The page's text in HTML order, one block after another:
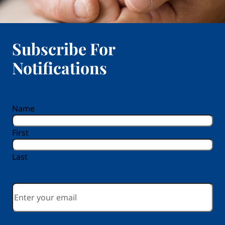
Subscribe For
Notifications
Name
First
Last
Email